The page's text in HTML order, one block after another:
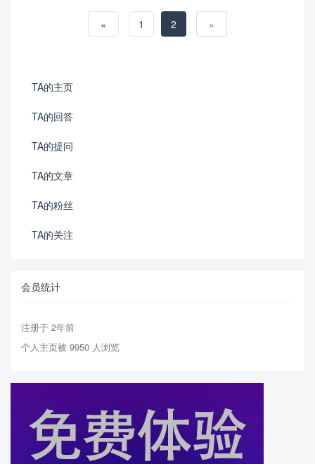
« 1 2 »
TA的主页
TA的回答
TA的提问
TA的文章
TA的粉丝
TA的关注
会员统计
注册于 2年前
个人主页被 9950 人浏览